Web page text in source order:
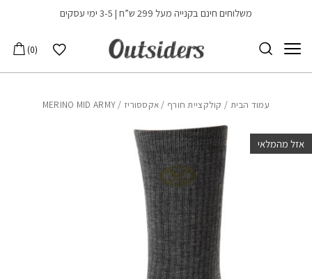
Skip to Contentמשלוחים חינם בקנייה מעל 299 ש”ח | 3-5 ימי עסקים
הרשימה שלי
0
עמוד הבית / קולקציית חורף / אקססוריז / MERINO MID ARMY
אזל מהמלאי